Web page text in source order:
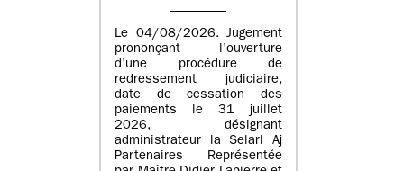
Le 04/08/2026. Jugement
prononçant l’ouverture
d’une procédure de
redressement judiciaire,
date de cessation des
paiements le 31 juillet
2026, désignant
administrateur la Selarl Aj
Partenaires Représentée